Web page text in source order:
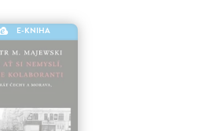
E-KNIHA